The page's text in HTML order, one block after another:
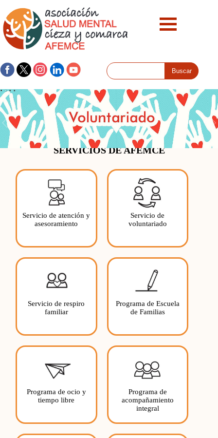
SERVICIOS DE AFEMCE
Servicio de atención y
asesoramiento
Servicio de
voluntariado
Servicio de respiro
familiar
Programa de Escuela
de Familias
Programa de ocio y
tiempo libre
Programa de
acompañamiento
integral